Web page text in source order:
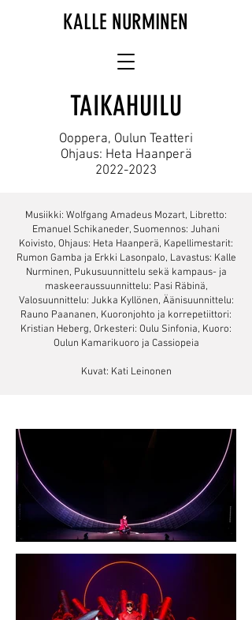
KALLE NURMINEN
TAIKAHUILU
Ooppera, Oulun Teatteri
Ohjaus: Heta Haanperä
2022-2023
Musiikki: Wolfgang Amadeus Mozart, Libretto:
Emanuel Schikaneder, Suomennos: Juhani
Koivisto, Ohjaus: Heta Haanperä, Kapellimestarit:
Rumon Gamba ja Erkki Lasonpalo, Lavastus: Kalle
Nurminen, Pukusuunnittelu sekä kampaus- ja
maskeeraussuunnittelu: Pasi Räbinä,
Valosuunnittelu: Jukka Kyllönen, Äänisuunnittelu:
Rauno Paananen, Kuoronjohto ja korrepetiittori:
Kristian Heberg, Orkesteri: Oulu Sinfonia, Kuoro:
Oulun Kamarikuoro ja Cassiopeia
Kuvat: Kati Leinonen